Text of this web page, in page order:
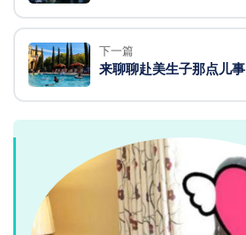
下一篇
来聊聊赴美生子那点儿事